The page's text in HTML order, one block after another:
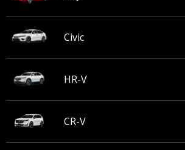
Civic
HR-V
CR-V